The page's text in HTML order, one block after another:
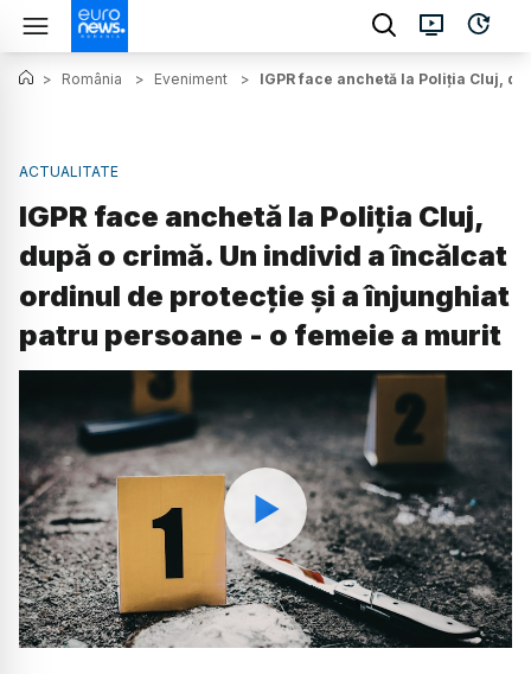
> România > Eveniment > IGPR face anchetă la Poliția Cluj,
ACTUALITATE
IGPR face anchetă la Poliția Cluj,
după o crimă. Un individ a încălcat
ordinul de protecție și a înjunghiat
patru persoane - o femeie a murit
Watch